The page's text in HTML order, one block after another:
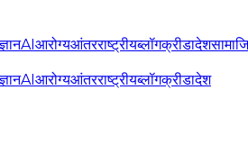
AIआरोग्यआंतरराष्ट्रीयब्लॉगक्रीडादेश
AIआरोग्यआंतरराष्ट्रीयब्लॉगक्रीडादेश